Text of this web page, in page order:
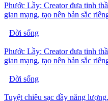
Phước Lầy: Creator đưa tinh
gian mạng, tạo nên bản sắc
Đời sống
Phước Lầy: Creator đưa tinh
gian mạng, tạo nên bản sắc
Đời sống
Tuyệt chiêu sạc đầy năng